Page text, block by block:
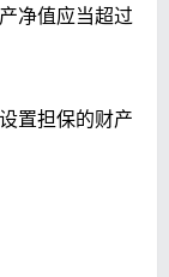
净值应当超过
置担保的财产